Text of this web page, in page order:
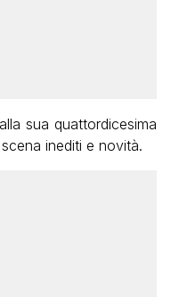
sua quattordicesima
inediti e novità.